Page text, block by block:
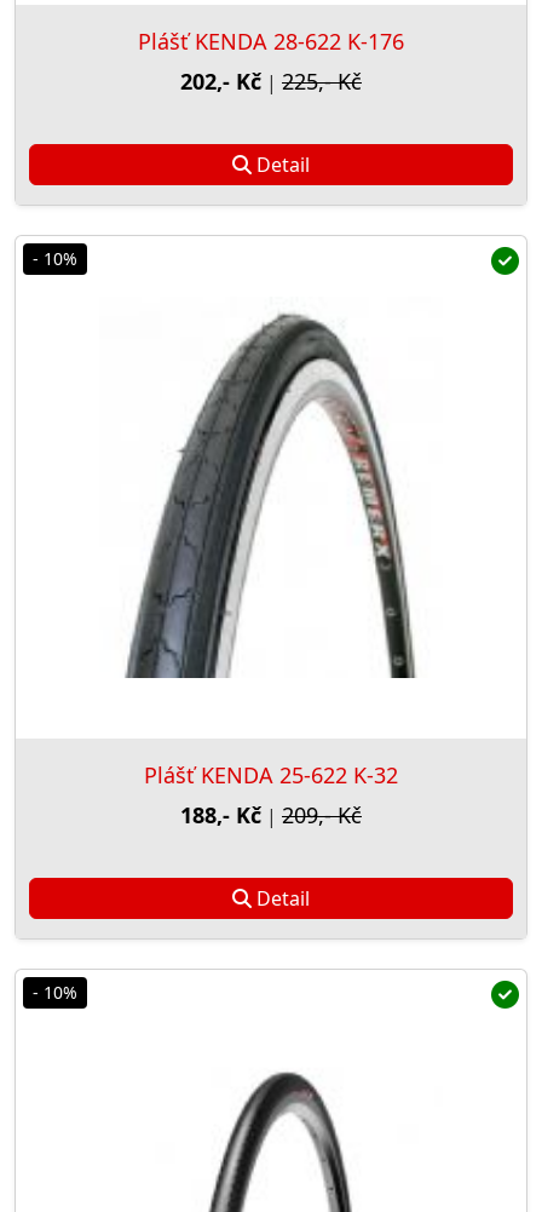
Plášť KENDA 28-622 K-176
202,- Kč | 225,- Kč
Detail
- 10%
Plášť KENDA 25-622 K-32
188,- Kč | 209,- Kč
Detail
- 10%